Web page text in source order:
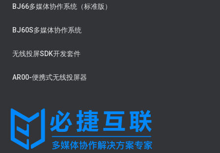
BJ66多媒体协作系统（标准版）
BJ60S多媒体协作系统
无线投屏SDK开发套件
AR00-便携式无线投屏器